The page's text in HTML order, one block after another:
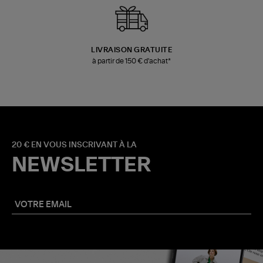
LIVRAISON GRATUITE
à partir de 150 € d'achat*
20 € EN VOUS INSCRIVANT À LA
NEWSLETTER